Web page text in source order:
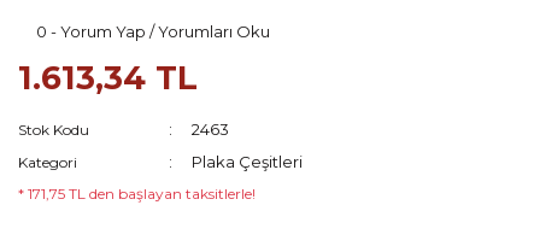
0 - Yorum Yap / Yorumları Oku
1.613,34 TL
Stok Kodu 2463
Kategori Plaka Çeşitleri
* 171,75 TL den başlayan taksitlerle!